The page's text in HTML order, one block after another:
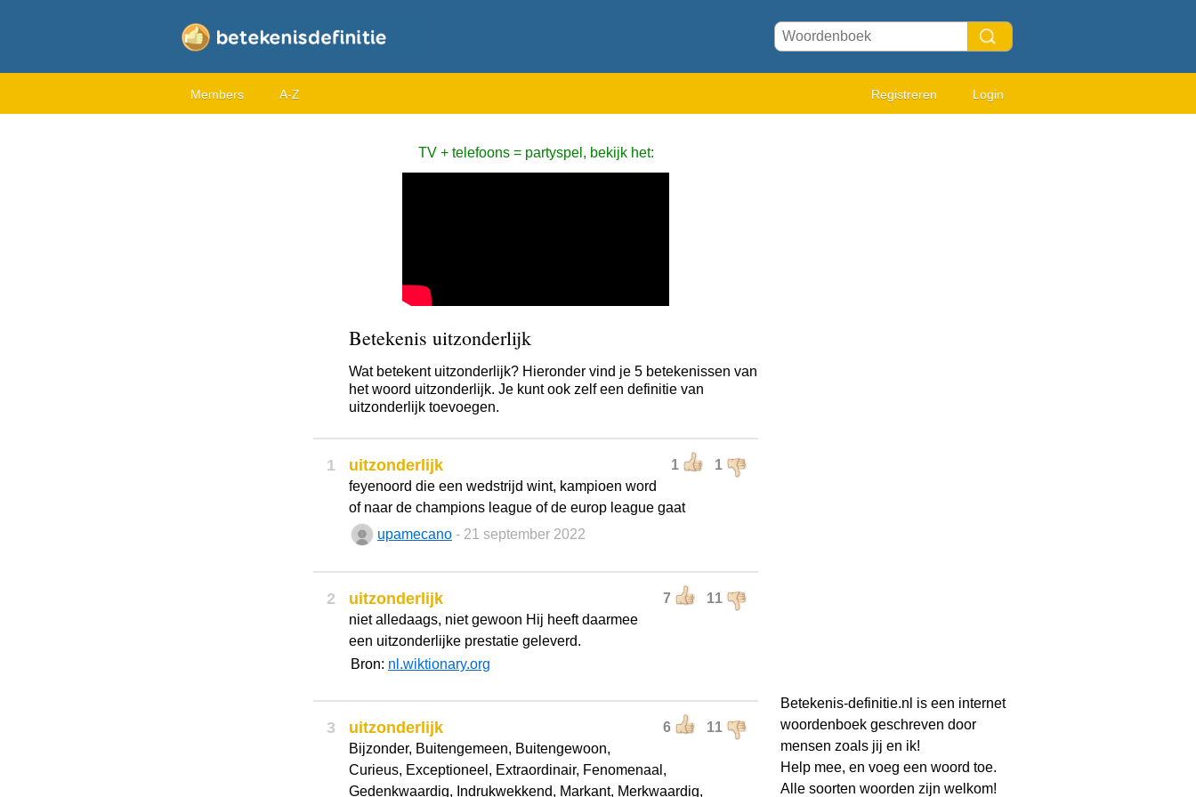
Members A-Z Registreren Login
TV + telefoons = partyspel, bekijk het:
Betekenis uitzonderlijk
Wat betekent uitzonderlijk? Hieronder vind je 5 betekenissen van
het woord uitzonderlijk. Je kunt ook zelf een definitie van
uitzonderlijk toevoegen.
1 1 1
uitzonderlijk
feyenoord die een wedstrijd wint, kampioen word
of naar de champions league of de europ league gaat
upamecano - 21 september 2022
2 7 11
uitzonderlijk
niet alledaags, niet gewoon Hij heeft daarmee
een uitzonderlijke prestatie geleverd.
Bron: nl.wiktionary.org
3 6 11
uitzonderlijk
Bijzonder, Buitengemeen, Buitengewoon,
Curieus, Exceptioneel, Extraordinair, Fenomenaal,
Gedenkwaardig, Indrukwekkend, Markant, Merkwaardig,
Betekenis-definitie.nl is een internet
woordenboek geschreven door
mensen zoals jij en ik!
Help mee, en voeg een woord toe.
Alle soorten woorden zijn welkom!